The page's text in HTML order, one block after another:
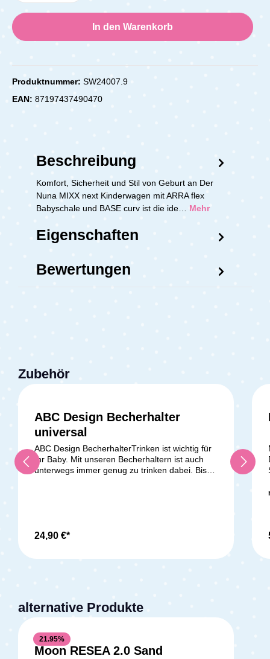
In den Warenkorb
Produktnummer: SW24007.9
EAN: 87197437490470
Beschreibung
Komfort, Sicherheit und Stil von Geburt an Der
Nuna MIXX next Kinderwagen mit ARRA flex
Babyschale und BASE curv ist die ide… Mehr
Eigenschaften
Bewertungen
Zubehör
ABC Design Becherhalter
universal
ABC Design BecherhalterTrinken ist wichtig für
Ihr Baby. Mit unseren Becherhaltern ist auch
unterwegs immer genug zu trinken dabei. Bis
am Sitz für die Kleinsten oder am Schieber für
black lässt sich durch Klettverschluss an allen
24,90 €*
alternative Produkte
21.95%
Moon RESEA 2.0 Sand